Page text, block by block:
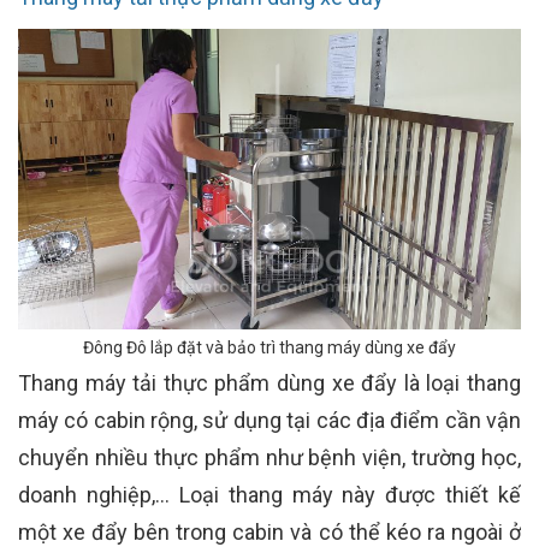
Đông Đô lắp đặt và bảo trì thang máy dùng xe đẩy
Thang máy tải thực phẩm dùng xe đẩy là loại thang
máy có cabin rộng, sử dụng tại các địa điểm cần vận
chuyển nhiều thực phẩm như bệnh viện, trường học,
doanh nghiệp,… Loại thang máy này được thiết kế
một xe đẩy bên trong cabin và có thể kéo ra ngoài ở